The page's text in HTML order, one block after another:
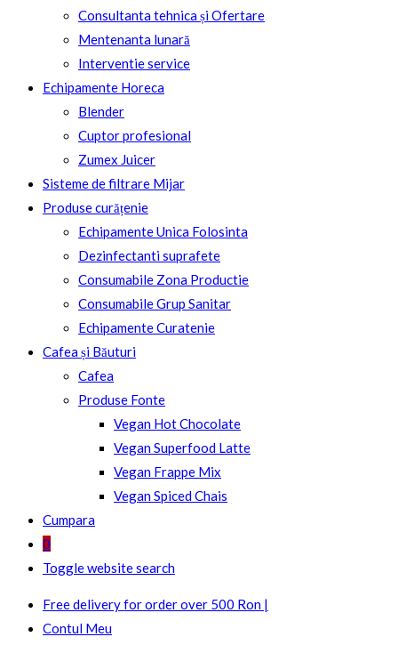
Consultanta tehnica și Ofertare
Mentenanta lunară
Interventie service
Echipamente Horeca
Blender
Cuptor profesional
Zumex Juicer
Sisteme de filtrare Mijar
Produse curățenie
Echipamente Unica Folosinta
Dezinfectanti suprafete
Consumabile Zona Productie
Consumabile Grup Sanitar
Echipamente Curatenie
Cafea și Băuturi
Cafea
Produse Fonte
Vegan Hot Chocolate
Vegan Superfood Latte
Vegan Frappe Mix
Vegan Spiced Chais
Cumpara
0
Toggle website search
Free delivery for order over 500 Ron |
Contul Meu